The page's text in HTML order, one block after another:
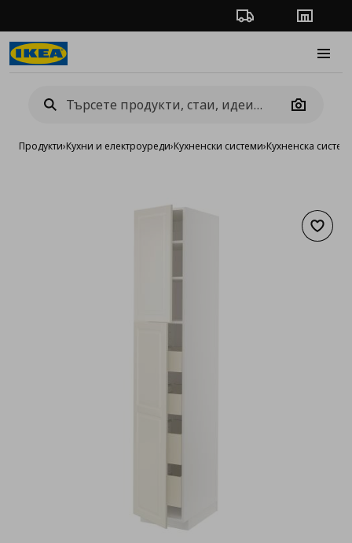
Проследяване на
Camera
Продукти›Кухни и електроуреди›Кухненски системи›Кухненска